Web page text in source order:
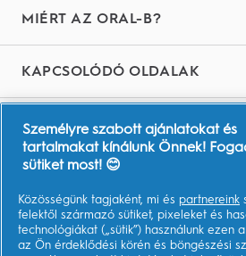
MIÉRT AZ ORAL-B?
KAPCSOLÓDÓ OLDALAK
AMBÍCIÓNK
LÉPJEN VELÜNK
TOVÁBBI RÉSZLETEK
Személyre szabott ajánlatokat és
tartalmakat kínálunk Önnek!
sütiket most! 😊
Közösségünk tagjaként, mi és partnereink
felektől származó sütiket, pixeleket és
technológiákat („sütik”) használunk ezen
az Ön érdeklődési körén és böngészési